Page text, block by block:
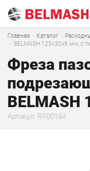
Главная · Каталог ·
· BELMASH 125х32х6 мм,
Фреза
Артикул: RF0018A